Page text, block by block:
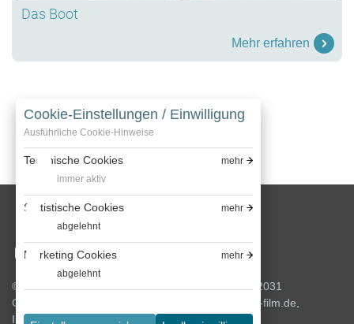
Cookie-Einstellungen / Einwilligung
Ausführliche Cookie-Hinweise
Technische Cookies
mehr
immer aktiv
Statistische Cookies
mehr
abgelehnt
Marketing Cookies
mehr
abgelehnt
Das Boot
Mehr erfahren
Vorherige Weiter
© 2026 Bavaria Film GmbH, Bavariafilmplatz 7, 82031
Geiselgasteig, T +49 (0) 89 6499 0, info@bavaria-film.de,
Impressum
Datenschutz Cookie-Richtlinien